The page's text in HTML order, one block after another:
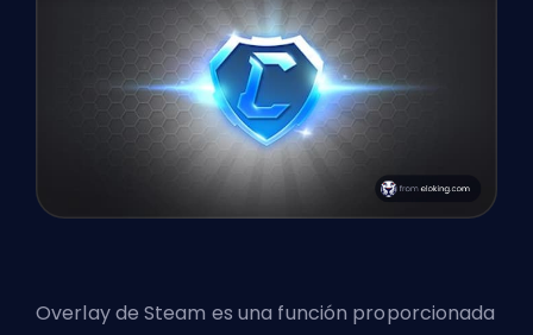
Overlay de Steam es una función proporcionada